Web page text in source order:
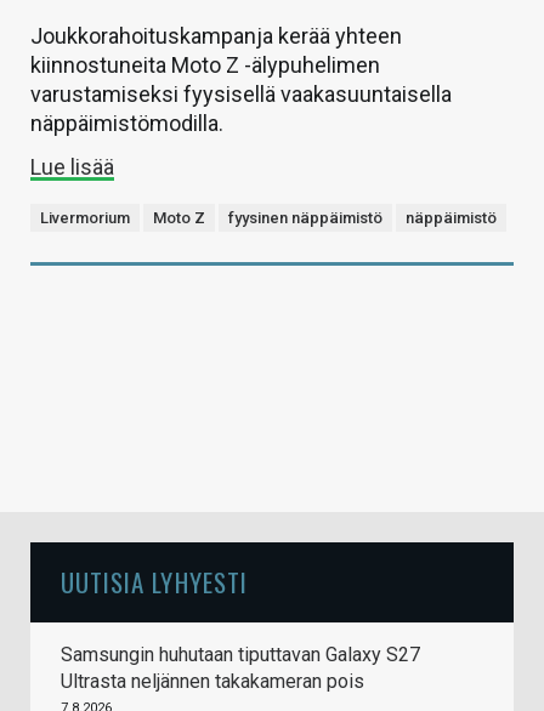
Joukkorahoituskampanja kerää yhteen
kiinnostuneita Moto Z -älypuhelimen
varustamiseksi fyysisellä vaakasuuntaisella
näppäimistömodilla.
Lue lisää
Livermorium Moto Z fyysinen näppäimistö näppäimistö
UUTISIA LYHYESTI
Samsungin huhutaan tiputtavan Galaxy S27
Ultrasta neljännen takakameran pois